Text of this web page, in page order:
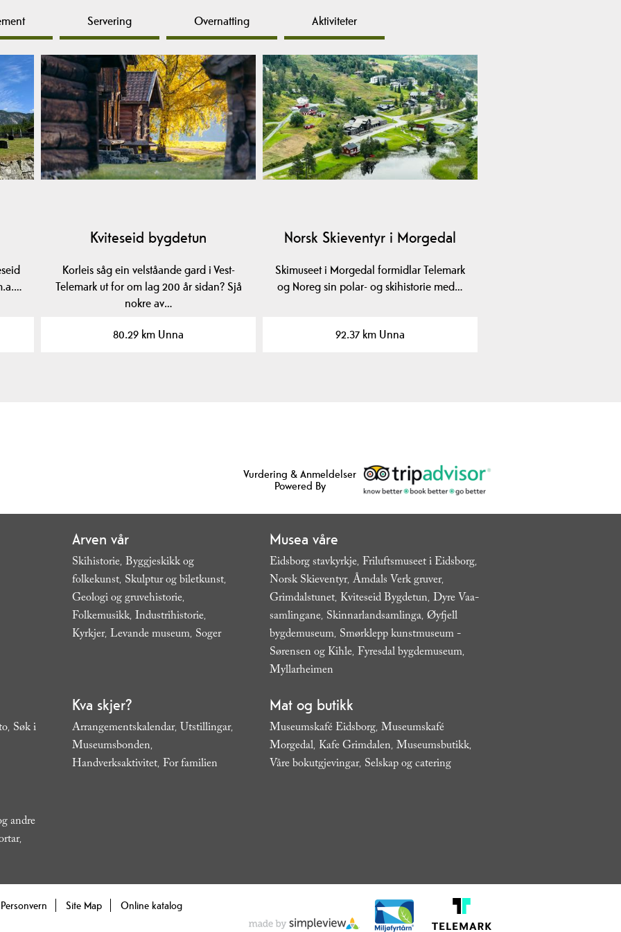
Servering Overnatting Aktiviteter
Kviteseid bygdetun
Korleis såg ein velståande gard i Vest-
Telemark ut for om lag 200 år sidan? Sjå
nokre av…
80.29 km Unna
Norsk Skieventyr i Morgedal
Skimuseet i Morgedal formidlar Telemark
og Noreg sin polar- og skihistorie med…
92.37 km Unna
Vurdering & Anmeldelser
Powered By
Arven vår
Skihistorie, Byggjeskikk og
folkekunst, Skulptur og biletkunst,
Geologi og gruvehistorie,
Folkemusikk, Industrihistorie,
Kyrkjer, Levande museum, Soger,
Musea våre
Eidsborg stavkyrkje, Friluftsmuseet i Eidsborg,
Norsk Skieventyr, Åmdals Verk gruver,
Grimdalstunet, Kviteseid Bygdetun, Dyre Vaa-
samlingane, Skinnarlandsamlinga, Øyfjell
bygdemuseum, Smørklepp kunstmuseum -
Sørensen og Kihle, Fyresdal bygdemuseum,
Myllarheimen
, Søk i
Kva skjer?
Arrangementskalendar, Utstillingar,
Museumsbonden,
Handverksaktivitet, For familien
Mat og butikk
Museumskafé Eidsborg, Museumskafé
Morgedal, Kafe Grimdalen, Museumsbutikk,
Våre bokutgjevingar, Selskap og catering,
andre
,
Personvern Site Map Online katalog